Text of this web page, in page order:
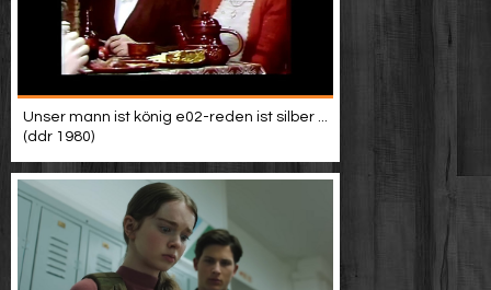
Unser mann ist könig e02-reden ist silber ...
(ddr 1980)